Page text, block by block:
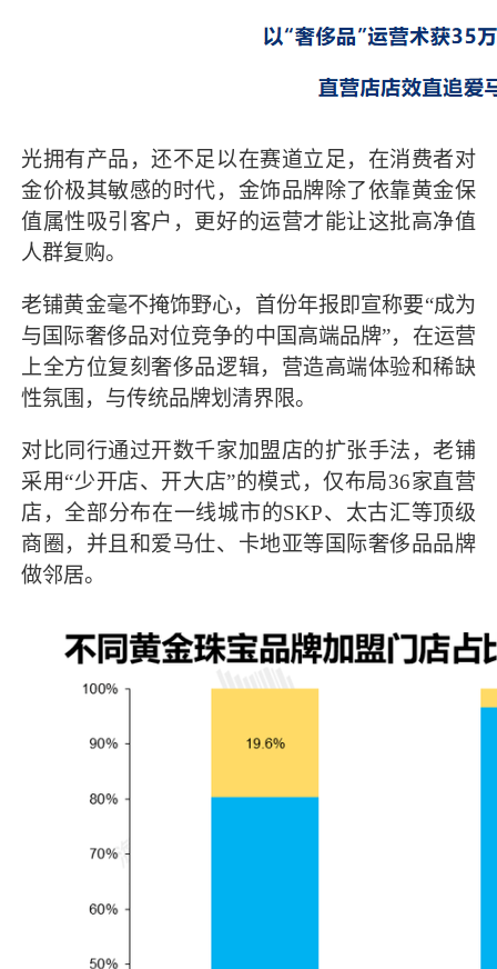
光拥有产品，还不足以在赛道立足，在消费者对
金价极其敏感的时代，金饰品牌除了依靠黄金保
值属性吸引客户，更好的运营才能让这批高净值
人群复购。
老铺黄金毫不掩饰野心，首份年报即宣称要“成为
与国际奢侈品对位竞争的中国高端品牌”，在运营
上全方位复刻奢侈品逻辑，营造高端体验和稀缺
性氛围，与传统品牌划清界限。
对比同行通过开数千家加盟店的扩张手法，老铺
采用“少开店、开大店”的模式，仅布局36家直营
店，全部分布在一线城市的SKP、太古汇等顶级
商圈，并且和爱马仕、卡地亚等国际奢侈品品牌
做邻居。